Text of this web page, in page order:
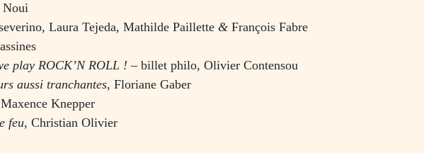
Noui
, Laura Tejeda, Mathilde Paillette & François Fabre
play ROCK’N ROLL ! – billet philo, Olivier Contensou
aussi tranchantes, Floriane Gaber
Knepper
feu, Christian Olivier